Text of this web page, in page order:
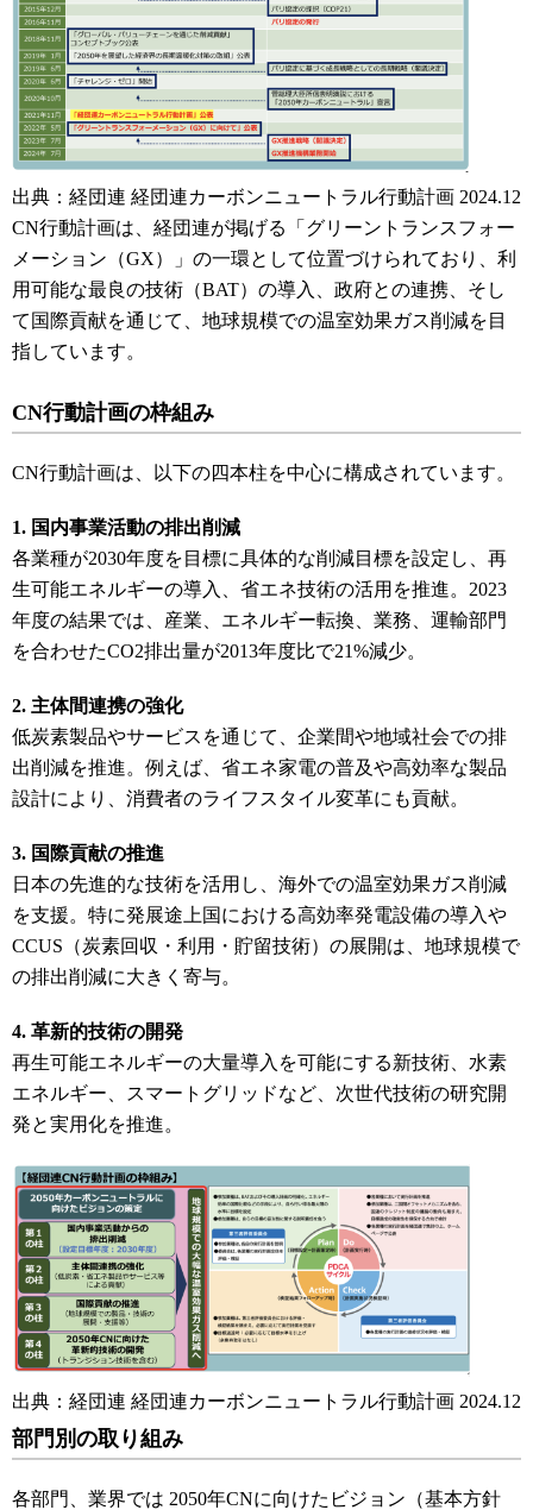
出典：経団連 経団連カーボンニュートラル行動計画 2024.12
CN行動計画は、経団連が掲げる「グリーントランスフォー
メーション（GX）」の一環として位置づけられており、利
用可能な最良の技術（BAT）の導入、政府との連携、そし
て国際貢献を通じて、地球規模での温室効果ガス削減を目
指しています。
CN行動計画の枠組み
CN行動計画は、以下の四本柱を中心に構成されています。
1. 国内事業活動の排出削減
各業種が2030年度を目標に具体的な削減目標を設定し、再
生可能エネルギーの導入、省エネ技術の活用を推進。2023
年度の結果では、産業、エネルギー転換、業務、運輸部門
を合わせたCO2排出量が2013年度比で21%減少。
2. 主体間連携の強化
低炭素製品やサービスを通じて、企業間や地域社会での排
出削減を推進。例えば、省エネ家電の普及や高効率な製品
設計により、消費者のライフスタイル変革にも貢献。
3. 国際貢献の推進
日本の先進的な技術を活用し、海外での温室効果ガス削減
を支援。特に発展途上国における高効率発電設備の導入や
CCUS（炭素回収・利用・貯留技術）の展開は、地球規模で
の排出削減に大きく寄与。
4. 革新的技術の開発
再生可能エネルギーの大量導入を可能にする新技術、水素
エネルギー、スマートグリッドなど、次世代技術の研究開
発と実用化を推進。
出典：経団連 経団連カーボンニュートラル行動計画 2024.12
部門別の取り組み
各部門、業界では 2050年CNに向けたビジョン（基本方針